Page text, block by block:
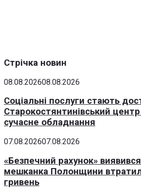
Стрічка новин
08.08.202608.08.2026
Соціальні послуги стають
Старокостянтинівський
сучасне обладнання
07.08.202607.08.2026
«Безпечний рахунок»
мешканка Полонщини
гривень